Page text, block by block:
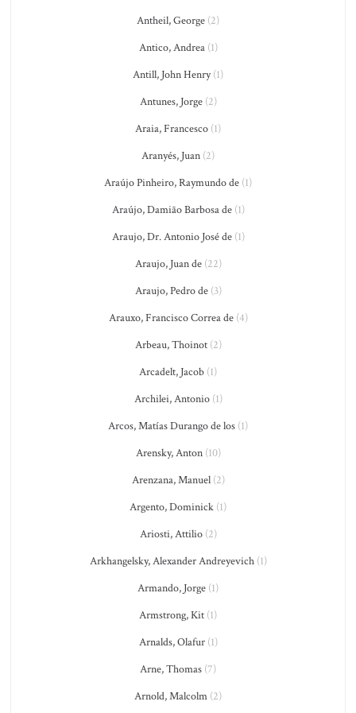
Antheil, George (2)
Antico, Andrea(1)
Antill, John Henry(1)
Antunes, Jorge(2)
Araia, Francesco (1)
Aranyés, Juan (2)
Araújo Pinheiro, Raymundo de (1)
Araújo, Damião Barbosa de(1)
Araujo, Dr. Antonio José de(1)
Araujo, Juan de(22)
Araujo, Pedro de(3)
Arauxo, Francisco Correa de(4)
Arbeau, Thoinot(2)
Arcadelt, Jacob (1)
Archilei, Antonio(1)
Arcos, Matías Durango de los (1)
Arensky, Anton(10)
Arenzana, Manuel(2)
Argento, Dominick (1)
Ariosti, Attilio(2)
Arkhangelsky, Alexander Andreyevich(1)
Armando, Jorge (1)
Armstrong, Kit (1)
Arnalds, Olafur(1)
Arne, Thomas (7)
Arnold, Malcolm (2)